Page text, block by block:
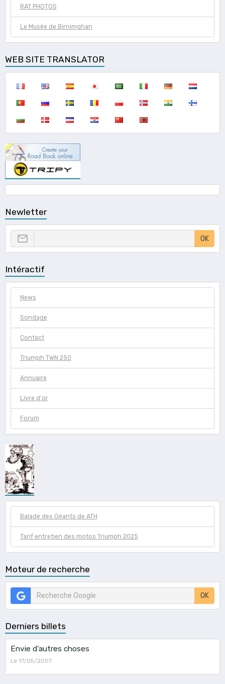
RAT PHOTOS
Le Musée de Birnimghan
WEB SITE TRANSLATOR
Newletter
OK
Intéractif
News
Sondage
Contact
Triumph TWN 250
Annuaire
Livre d'or
Forum
Balade des Géants de ATH
Tarif entretien des motos Triumph 2025
Moteur de recherche
OK
Derniers billets
Envie d'autres choses
Le 17/05/2007